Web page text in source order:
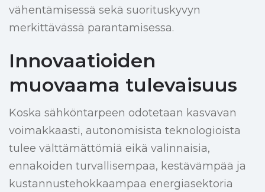
vähentämisessä sekä suorituskyvyn
merkittävässä parantamisessa.
Innovaatioiden
muovaama tulevaisuus
Koska sähköntarpeen odotetaan kasvavan
voimakkaasti, autonomisista teknologioista
tulee välttämättömiä eikä valinnaisia,
ennakoiden turvallisempaa, kestävämpää ja
kustannustehokkaampaa energiasektoria